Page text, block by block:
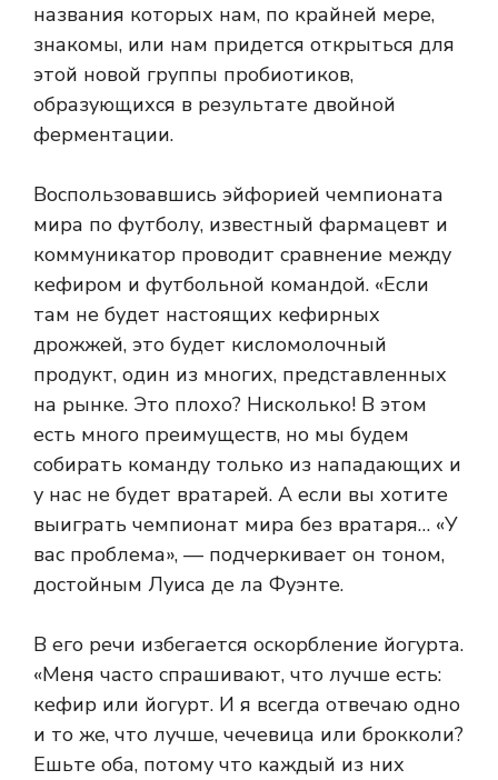
названия которых нам, по крайней мере,
знакомы, или нам придется открыться для
этой новой группы пробиотиков,
образующихся в результате двойной
ферментации.
Воспользовавшись эйфорией чемпионата
мира по футболу, известный фармацевт и
коммуникатор проводит сравнение между
кефиром и футбольной командой. «Если
там не будет настоящих кефирных
дрожжей, это будет кисломолочный
продукт, один из многих, представленных
на рынке. Это плохо? Нисколько! В этом
есть много преимуществ, но мы будем
собирать команду только из нападающих и
у нас не будет вратарей. А если вы хотите
выиграть чемпионат мира без вратаря… «У
вас проблема», — подчеркивает он тоном,
достойным Луиса де ла Фуэнте.
В его речи избегается оскорбление йогурта.
«Меня часто спрашивают, что лучше есть:
кефир или йогурт. И я всегда отвечаю одно
и то же, что лучше, чечевица или брокколи?
Ешьте оба, потому что каждый из них